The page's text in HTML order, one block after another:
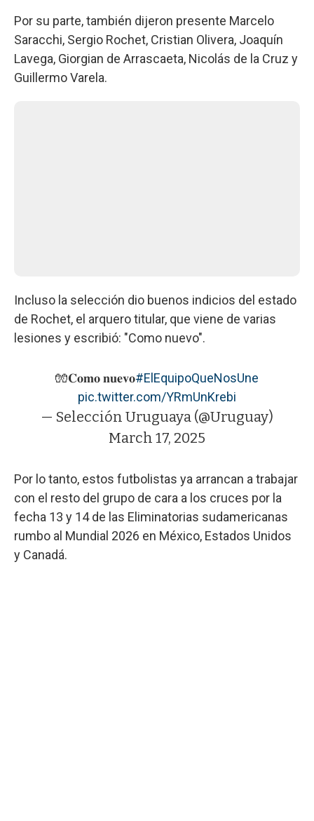
Por su parte, también dijeron presente Marcelo
Saracchi, Sergio Rochet, Cristian Olivera, Joaquín
Lavega, Giorgian de Arrascaeta, Nicolás de la Cruz y
Guillermo Varela.
Incluso la selección dio buenos indicios del estado
de Rochet, el arquero titular, que viene de varias
lesiones y escribió: "Como nuevo".
🧤𝐂𝐨𝐦𝐨 𝐧𝐮𝐞𝐯𝐨#ElEquipoQueNosUne
pic.twitter.com/YRmUnKrebi
— Selección Uruguaya (@Uruguay)
March 17, 2025
Por lo tanto, estos futbolistas ya arrancan a trabajar
con el resto del grupo de cara a los cruces por la
fecha 13 y 14 de las Eliminatorias sudamericanas
rumbo al Mundial 2026 en México, Estados Unidos
y Canadá.